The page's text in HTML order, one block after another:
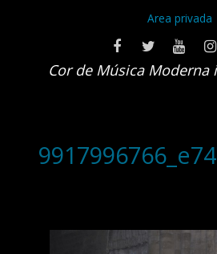
Area privada
Cor de Música Moderna